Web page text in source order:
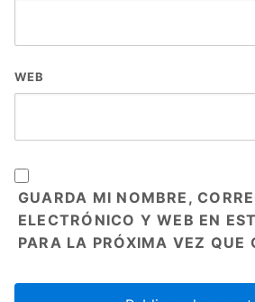
WEB
GUARDA MI NOMBRE,
ELECTRÓNICO Y WEB EN
PARA LA PRÓXIMA VEZ QUE